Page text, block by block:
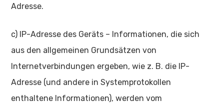
Adresse.
c) IP-Adresse des Geräts – Informationen, die sich
aus den allgemeinen Grundsätzen von
Internetverbindungen ergeben, wie z. B. die IP-
Adresse (und andere in Systemprotokollen
enthaltene Informationen), werden vom